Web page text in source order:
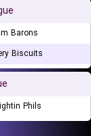
Barons
Biscuits
Phils